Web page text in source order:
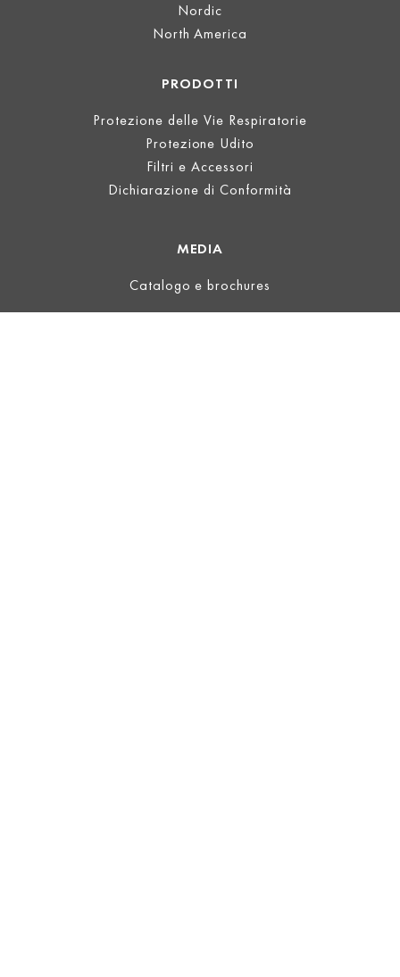
Nordic
North America
PRODOTTI
Protezione delle Vie Respiratorie
Protezione Udito
Filtri e Accessori
Dichiarazione di Conformità
MEDIA
Catalogo e brochures